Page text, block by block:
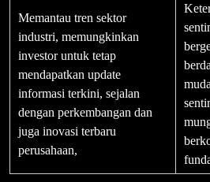
Memantau tren sektor
industri, memungkinkan
investor untuk tetap
mendapatkan update
informasi terkini, sejalan
dengan perkembangan dan
juga inovasi terbaru
perusahaan,